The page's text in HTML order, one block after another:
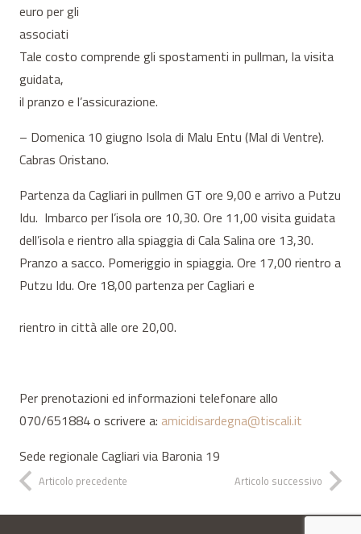
euro per gli
associati
Tale costo comprende gli spostamenti in pullman, la visita
guidata,
il pranzo e l’assicurazione.
– Domenica 10 giugno Isola di Malu Entu (Mal di Ventre).
Cabras Oristano.
Partenza da Cagliari in pullmen GT ore 9,00 e arrivo a Putzu
Idu. Imbarco per l’isola ore 10,30. Ore 11,00 visita guidata
dell’isola e rientro alla spiaggia di Cala Salina ore 13,30.
Pranzo a sacco. Pomeriggio in spiaggia. Ore 17,00 rientro a
Putzu Idu. Ore 18,00 partenza per Cagliari e
rientro in città alle ore 20,00.
Per prenotazioni ed informazioni telefonare allo
070/651884 o scrivere a: amicidisardegna@tiscali.it
Sede regionale Cagliari via Baronia 19
Articolo precedente Articolo successivo